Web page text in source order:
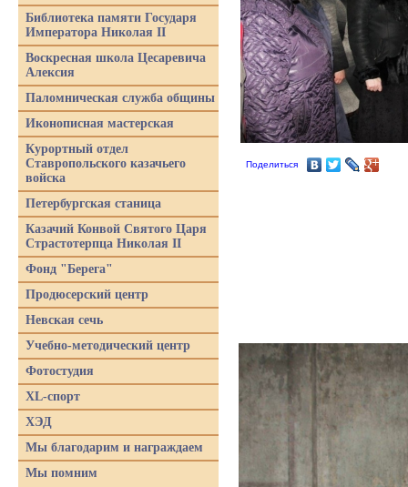
Поделиться
Библиотека памяти Государя
Императора Николая II
Воскресная школа Цесаревича
Алексия
Паломническая служба общины
Иконописная мастерская
Курортный отдел
Ставропольского казачьего
войска
Петербургская станица
Казачий Конвой Святого Царя
Страстотерпца Николая II
Фонд "Берега"
Продюсерский центр
Невская сечь
Учебно-методический центр
Фотостудия
XL-спорт
ХЭД
Мы благодарим и награждаем
Мы помним